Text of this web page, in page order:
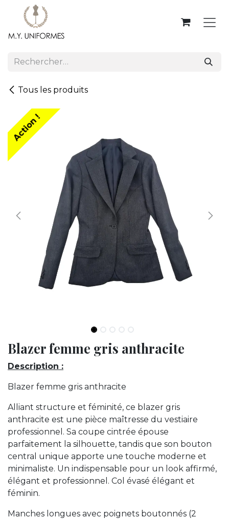
Se rendre au contenu
Tous les produits
Action !
Blazer femme gris anthracite
Description :
Blazer femme gris anthracite
Alliant structure et féminité, ce blazer gris
anthracite est une pièce maîtresse du vestiaire
professionnel. Sa coupe cintrée épouse
parfaitement la silhouette, tandis que son bouton
central unique apporte une touche moderne et
minimaliste. Un indispensable pour un look affirmé,
élégant et professionnel. Col évasé élégant et
féminin.
Manches longues avec poignets boutonnés (2